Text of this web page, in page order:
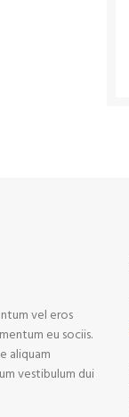
vel eros
eu sociis.
aliquam
vestibulum dui